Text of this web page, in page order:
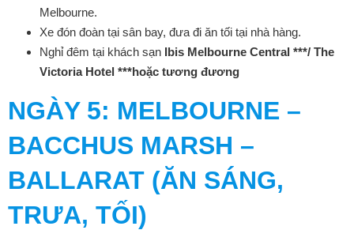
Melbourne.
Xe đón đoàn tại sân bay, đưa đi ăn tối tại nhà hàng.
Nghỉ đêm tại khách sạn Ibis Melbourne Central ***/ The
Victoria Hotel ***hoặc tương đương
NGÀY 5: MELBOURNE –
BACCHUS MARSH –
BALLARAT (ĂN SÁNG,
TRƯA, TỐI)